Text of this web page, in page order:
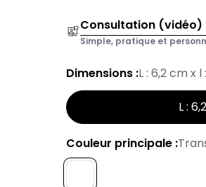
Consultation (vidéo)
Simple, pratique et
Dimensions :L : 6,2 cm x
L :
Couleur principale :